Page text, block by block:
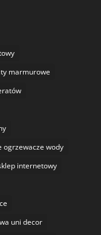
marmurowe
ogrzewacze wody
internetowy
uni decor